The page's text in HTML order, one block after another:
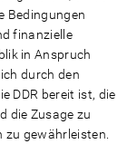
Bedingungen
finanzielle
in Anspruch
durch den
DDR bereit ist, die
die Zusage zu
gewährleisten.